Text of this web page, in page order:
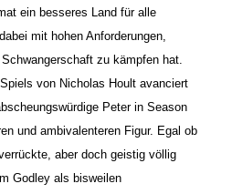
ein besseres Land für alle
mit hohen Anforderungen,
zu kämpfen hat.
von Nicholas Hoult avanciert
Peter in Season
und ambivalenteren Figur. Egal ob
aber doch geistig völlig
Godley als bisweilen